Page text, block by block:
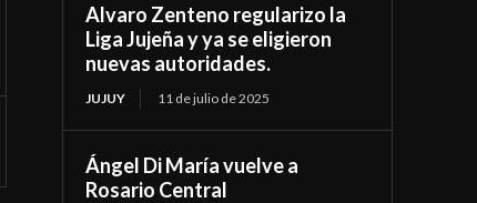
Alvaro Zenteno regularizo la
Liga Jujeña y ya se eligieron
nuevas autoridades.
JUJUY 11 de julio de 2025
Ángel Di María vuelve a
Rosario Central